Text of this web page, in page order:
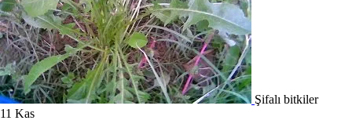
Şifalı bitkiler
11 Kas